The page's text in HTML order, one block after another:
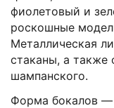
фиолетовый и
роскошные
Металлическая
стаканы, а также
шампанского.
Форма бокалов —